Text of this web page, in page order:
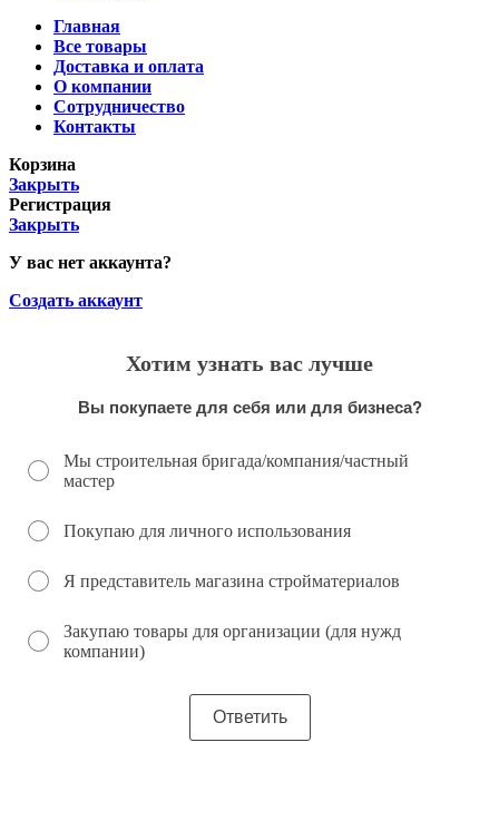
Главная
Все товары
Доставка и оплата
О компании
Сотрудничество
Контакты
Корзина
Закрыть
Регистрация
Закрыть
У вас нет аккаунта?
Создать аккаунт
Хотим узнать вас лучше
Вы покупаете для себя или для бизнеса?
Мы строительная бригада/компания/частный
мастер
Покупаю для личного использования
Я представитель магазина стройматериалов
Закупаю товары для организации (для нужд
компании)